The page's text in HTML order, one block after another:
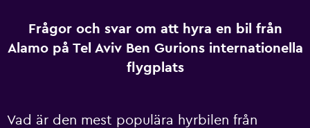
Frågor och svar om att hyra en bil från
Alamo på Tel Aviv Ben Gurions internationella
flygplats
Vad är den mest populära hyrbilen från